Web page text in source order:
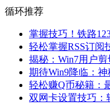
循环推荐
掌握技巧！铁路
轻松掌握RSS订阅
揭秘：Win7用户
期待Win9降临：
轻松赚Q币秘籍：
双网卡设置技巧：